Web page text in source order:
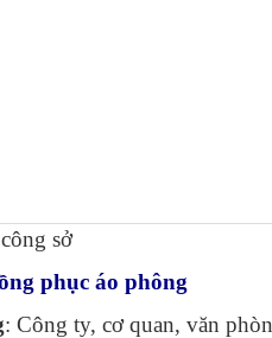
sở
phục áo phông
: Công ty, cơ quan, văn